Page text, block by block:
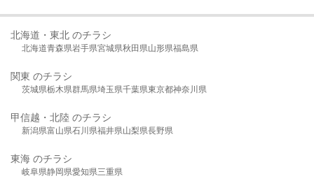
北海道・東北 のチラシ
北海道青森県岩手県宮城県秋田県山形県福島県
関東 のチラシ
茨城県栃木県群馬県埼玉県千葉県東京都神奈川県
甲信越・北陸 のチラシ
新潟県富山県石川県福井県山梨県長野県
東海 のチラシ
岐阜県静岡県愛知県三重県